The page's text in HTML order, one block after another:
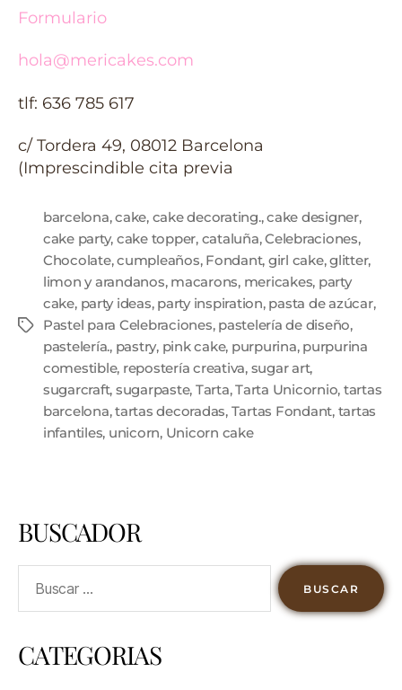
Formulario
hola@mericakes.com
tlf: 636 785 617
c/ Tordera 49, 08012 Barcelona
(Imprescindible cita previa
barcelona,cake, cake decorating.,cake designer,
cake party, cake topper, cataluña,Celebraciones,
Chocolate,cumpleaños, Fondant, girl cake,glitter,
limon y arandanos, macarons, mericakes, party
cake, party ideas, party inspiration, pasta de azúcar,
Pastel para Celebraciones, pastelería de diseño,
pastelería., pastry, pink cake, purpurina, purpurina
comestible, repostería creativa, sugar art,
sugarcraft, sugarpaste, Tarta,Tarta Unicornio, tartas
barcelona,tartas decoradas, Tartas Fondant, tartas
infantiles, unicorn, Unicorn cake
BUSCADOR
CATEGORIAS